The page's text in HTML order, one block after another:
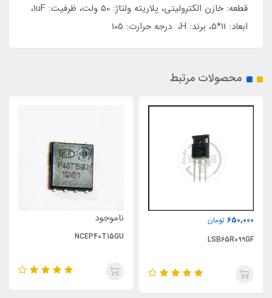
قطعه: خازن الکترولیتی، پلاریته ولتاژ: 50 ولت، ظرفیت: 1uF،
ابعاد: 11*5، برند: H، درجه حرارت: 105
محصولات مرتبط
650,000 تومان
LSB65R099GF
ناموجود
NCEP40T15GU